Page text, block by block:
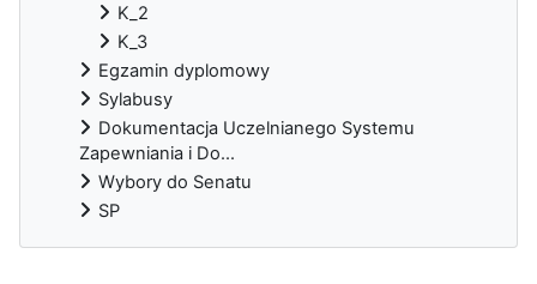
K_2
K_3
Egzamin dyplomowy
Sylabusy
Dokumentacja Uczelnianego Systemu
Zapewniania i Do...
Wybory do Senatu
SP